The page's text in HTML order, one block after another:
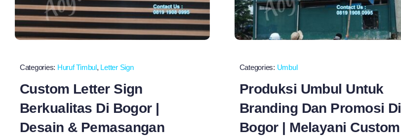
Categories: Huruf Timbul, Letter Sign
Custom Letter Sign
Berkualitas Di Bogor |
Desain & Pemasangan
Categories: Umbul
Produksi Umbul Untuk
Branding Dan Promosi Di
Bogor | Melayani Custom